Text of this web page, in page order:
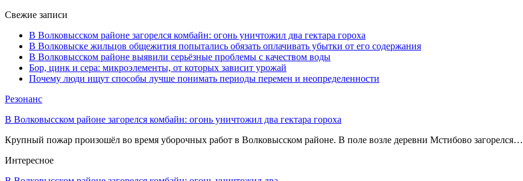
Свежие записи
В Волковысском районе загорелся комбайн: огонь уничтожил два гектара гороха
В Волковыске жильцов общежития попытались обязать оплачивать убытки от его содержания
В Волковысском районе выявили серьёзные проблемы с качеством воды
Бор, цинк и сера: микроэлементы, от которых зависит урожай
Почему люди ищут способы лучше понимать периоды перемен и неопределенности
Резонанс
В Волковысском районе загорелся комбайн: огонь уничтожил два гектара гороха
Крупный пожар произошёл во время уборочных работ в Волковысском районе. В поле возле деревни Мстибово загорелся…
Интересное